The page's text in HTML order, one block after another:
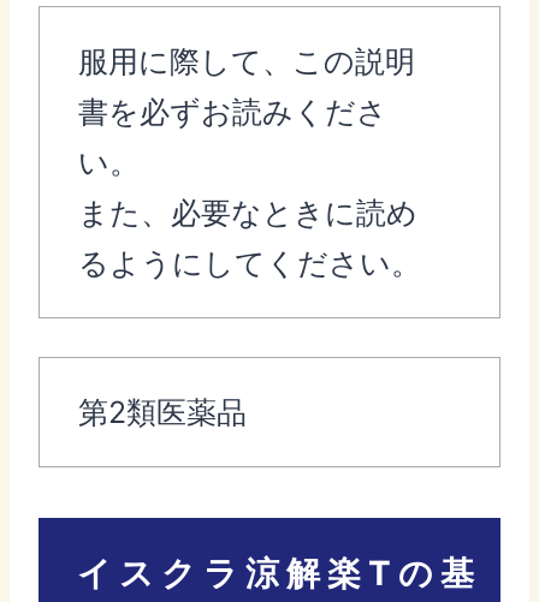
服用に際して、この説明
書を必ずお読みくださ
い。
また、必要なときに読め
るようにしてください。
第2類医薬品
イスクラ涼解楽Tの基